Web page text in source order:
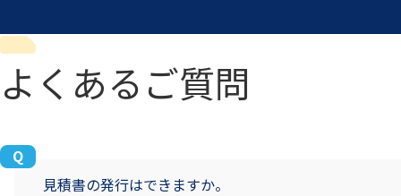
よくあるご質問
見積書の発行はできますか。